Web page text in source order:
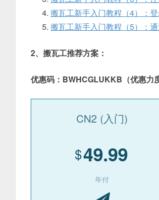
搬瓦工新手入门教程（4）：
搬瓦工新手入门教程（5）：
2、搬瓦工推荐方案：
优惠码：BWHCGLUKKB（优惠力
CN2 (入门)
$49.99
年付